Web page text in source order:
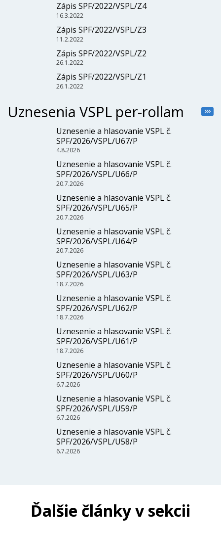
Zápis SPF/2022/VSPL/Z4
16.3.2022
Zápis SPF/2022/VSPL/Z3
11.2.2022
Zápis SPF/2022/VSPL/Z2
26.1.2022
Zápis SPF/2022/VSPL/Z1
26.1.2022
Uznesenia VSPL per-rollam
Uznesenie a hlasovanie VSPL č.
SPF/2026/VSPL/U67/P
4.8.2026
Uznesenie a hlasovanie VSPL č.
SPF/2026/VSPL/U66/P
20.7.2026
Uznesenie a hlasovanie VSPL č.
SPF/2026/VSPL/U65/P
20.7.2026
Uznesenie a hlasovanie VSPL č.
SPF/2026/VSPL/U64/P
20.7.2026
Uznesenie a hlasovanie VSPL č.
SPF/2026/VSPL/U63/P
18.7.2026
Uznesenie a hlasovanie VSPL č.
SPF/2026/VSPL/U62/P
18.7.2026
Uznesenie a hlasovanie VSPL č.
SPF/2026/VSPL/U61/P
18.7.2026
Uznesenie a hlasovanie VSPL č.
SPF/2026/VSPL/U60/P
6.7.2026
Uznesenie a hlasovanie VSPL č.
SPF/2026/VSPL/U59/P
6.7.2026
Uznesenie a hlasovanie VSPL č.
SPF/2026/VSPL/U58/P
6.7.2026
Ďalšie články v sekcii